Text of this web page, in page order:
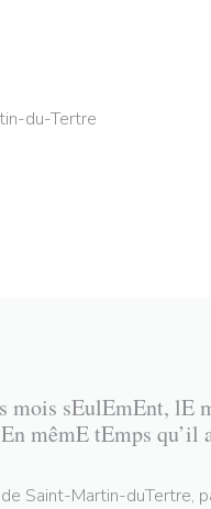
du-Tertre
mois sEulEmEnt, lE
mêmE tEmps
Saint-Martin-duTertre,